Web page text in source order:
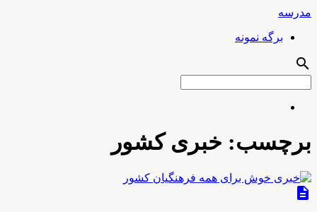
مدرسه
برگه نمونه
search
برچسب: خبری کشور
description